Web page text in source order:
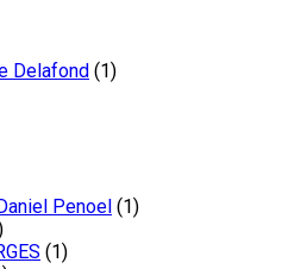
Delafond (1)
Penoel (1)
(1)